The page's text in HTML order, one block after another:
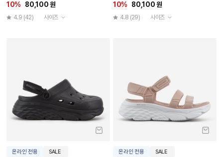
10% 80,100 원
4.9 (42) 사이즈
10% 80,100 원
4.8 (29) 사이즈
온라인 전용 SALE 온라인 전용 SALE